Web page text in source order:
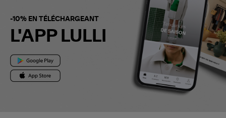
-10% EN TÉLÉCHARGEANT
L'APP LULLI